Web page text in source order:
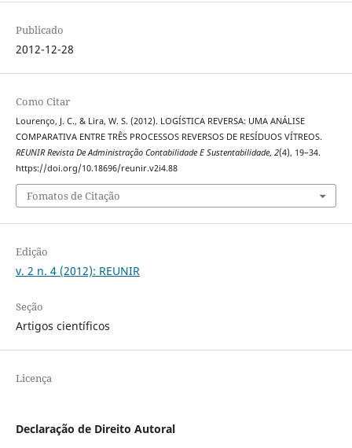
Publicado
2012-12-28
Como Citar
Lourenço, J. C., & Lira, W. S. (2012). LOGÍSTICA REVERSA: UMA ANÁLISE
COMPARATIVA ENTRE TRÊS PROCESSOS REVERSOS DE RESÍDUOS VÍTREOS.
REUNIR Revista De Administração Contabilidade E Sustentabilidade, 2(4), 19–34.
https://doi.org/10.18696/reunir.v2i4.88
Fomatos de Citação
Edição
v. 2 n. 4 (2012): REUNIR
Seção
Artigos científicos
Licença
Declaração de Direito Autoral